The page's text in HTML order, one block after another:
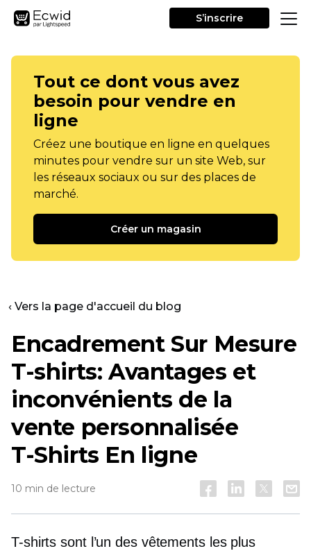
S’inscrire
Tout ce dont vous avez
besoin pour vendre en
ligne
Créez une boutique en ligne en quelques
minutes pour vendre sur un site Web, sur
les réseaux sociaux ou sur des places de
marché.
Créer un magasin
‹ Vers la page d'accueil du blog
Encadrement Sur Mesure
T-shirts: Avantages et
inconvénients de la
vente personnalisée
T-Shirts En ligne
10 min de lecture
T-shirts sont l’un des vêtements les plus